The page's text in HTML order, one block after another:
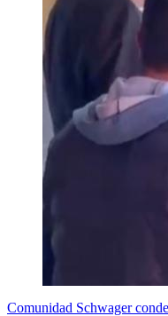
Comunidad Schwager